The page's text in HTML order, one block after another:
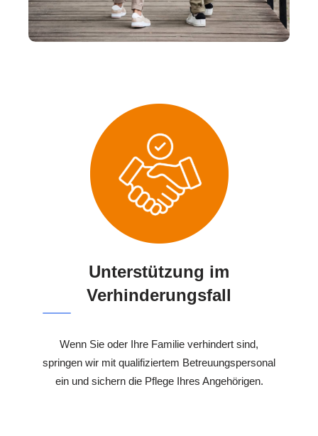
Unterstützung im
Verhinderungsfall
Wenn Sie oder Ihre Familie verhindert sind,
springen wir mit qualifiziertem Betreuungspersonal
ein und sichern die Pflege Ihres Angehörigen.